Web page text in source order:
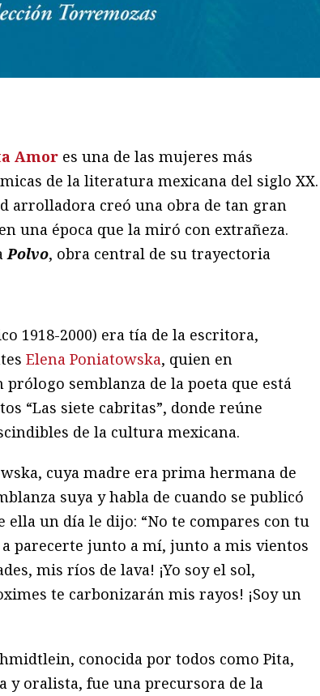
Amor es una de las mujeres más
de la literatura mexicana del siglo XX.
arrolladora creó una obra de tan gran
una época que la miró con extrañeza.
Polvo, obra central de su trayectoria
1918-2000) era tía de la escritora,
Elena Poniatowska, quien en
prólogo semblanza de la poeta que está
“Las siete cabritas”, donde reúne
de la cultura mexicana.
cuya madre era prima hermana de
suya y habla de cuando se publicó
ella un día le dijo: “No te compares con tu
a parecerte junto a mí, junto a mis vientos
mis ríos de lava! ¡Yo soy el sol,
te carbonizarán mis rayos! ¡Soy un
conocida por todos como Pita,
y oralista, fue una precursora de la